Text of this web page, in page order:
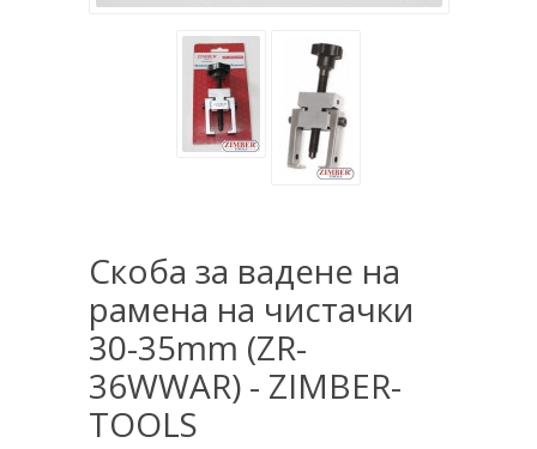
Скоба за вадене на
рамена на чистачки
30-35mm (ZR-
36WWAR) - ZIMBER-
TOOLS